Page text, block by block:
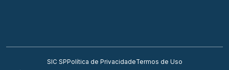
SIC SP Política de PrivacidadeTermos de Uso